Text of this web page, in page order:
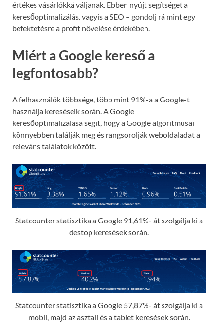
értékes vásárlókká váljanak. Ebben nyújt segítséget a
keresőoptimalizálás, vagyis a SEO – gondolj rá mint egy
befektetésre a profit növelése érdekében.
Miért a Google kereső a
legfontosabb?
A felhasználók többsége, több mint 91%-a a Google-t
használja kereséseik során. A Google
keresőoptimalizálása segít, hogy a Google algoritmusai
könnyebben találják meg és rangsorolják weboldaladat a
releváns találatok között.
Statcounter statisztika a Google 91,61%- át szolgálja ki a
destop keresések során.
Statcounter statisztika a Google 57,87%- át szolgálja ki a
mobil, majd az asztali és a tablet keresések során.